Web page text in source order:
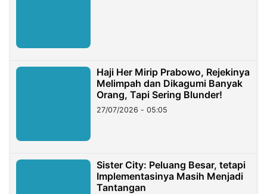
Haji Her Mirip Prabowo, Rejekinya
Melimpah dan Dikagumi Banyak
Orang, Tapi Sering Blunder!
27/07/2026 - 05:05
Sister City: Peluang Besar, tetapi
Implementasinya Masih Menjadi
Tantangan